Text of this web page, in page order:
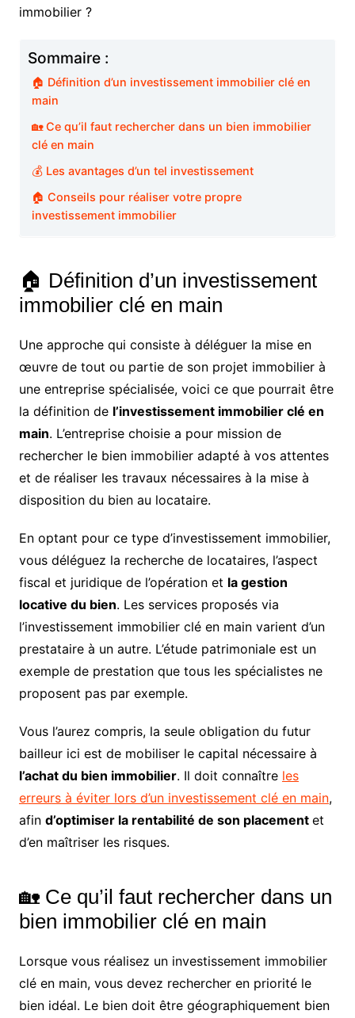
immobilier ?
Sommaire :
🏠 Définition d’un investissement immobilier clé en
main
🏡 Ce qu’il faut rechercher dans un bien immobilier
clé en main
💰 Les avantages d’un tel investissement
🏠 Conseils pour réaliser votre propre
investissement immobilier
🏠 Définition d’un investissement
immobilier clé en main
Une approche qui consiste à déléguer la mise en
œuvre de tout ou partie de son projet immobilier à
une entreprise spécialisée, voici ce que pourrait être
la définition de l’investissement immobilier clé en
main. L’entreprise choisie a pour mission de
rechercher le bien immobilier adapté à vos attentes
et de réaliser les travaux nécessaires à la mise à
disposition du bien au locataire.
En optant pour ce type d’investissement immobilier,
vous déléguez la recherche de locataires, l’aspect
fiscal et juridique de l’opération et la gestion
locative du bien. Les services proposés via
l’investissement immobilier clé en main varient d’un
prestataire à un autre. L’étude patrimoniale est un
exemple de prestation que tous les spécialistes ne
proposent pas par exemple.
Vous l’aurez compris, la seule obligation du futur
bailleur ici est de mobiliser le capital nécessaire à
l’achat du bien immobilier. Il doit connaître les
erreurs à éviter lors d’un investissement clé en main,
afin d’optimiser la rentabilité de son placement et
d’en maîtriser les risques.
🏡 Ce qu’il faut rechercher dans un
bien immobilier clé en main
Lorsque vous réalisez un investissement immobilier
clé en main, vous devez rechercher en priorité le
bien idéal. Le bien doit être géographiquement bien